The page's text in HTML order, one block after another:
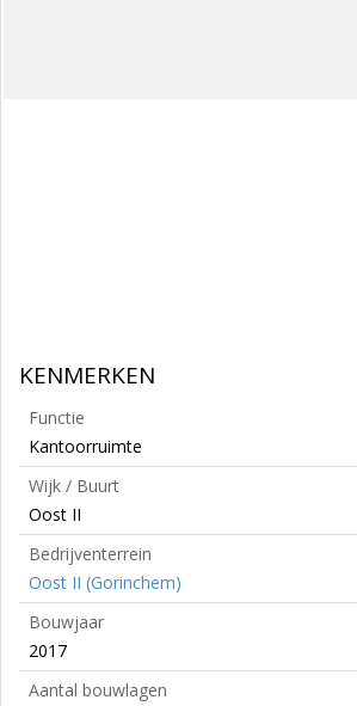
KENMERKEN
Functie
Kantoorruimte
Wijk / Buurt
Oost II
Bedrijventerrein
Oost II (Gorinchem)
Bouwjaar
2017
Aantal bouwlagen